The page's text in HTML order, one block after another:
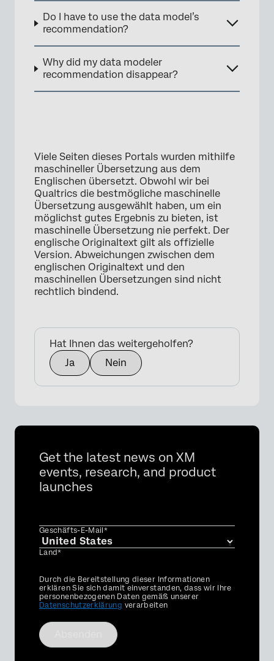
Do I have to use the data model’s
recommendation?
Why did my data modeler
recommendation disappear?
Viele Seiten dieses Portals wurden mithilfe
maschineller Übersetzung aus dem
Englischen übersetzt. Obwohl wir bei
Qualtrics die bestmögliche maschinelle
Übersetzung ausgewählt haben, um ein
möglichst gutes Ergebnis zu bieten, ist
maschinelle Übersetzung nie perfekt. Der
englische Originaltext gilt als offizielle
Version. Abweichungen zwischen dem
englischen Originaltext und den
maschinellen Übersetzungen sind nicht
rechtlich bindend.
Hat Ihnen das weitergeholfen?
Ja
Nein
Get the latest news on XM
events, research, and product
launches
Geschäfts-E-Mail*
Land*
Privacy
Optin
Durch die Bereitstellung dieser Informationen
erklären Sie sich damit einverstanden, dass wir Ihre
personenbezogenen Daten gemäß unserer
Datenschutzerklärung verarbeiten